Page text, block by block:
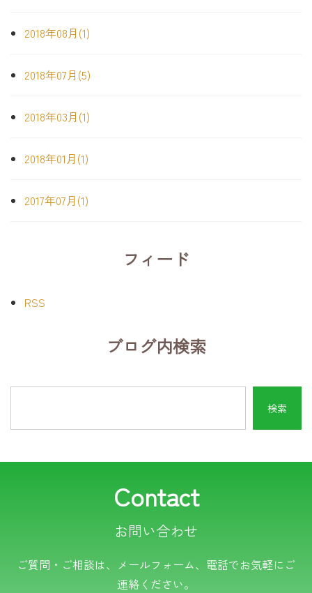
2018年08月(1)
2018年07月(5)
2018年03月(1)
2018年01月(1)
2017年07月(1)
フィード
RSS
ブログ内検索
Contact
お問い合わせ
ご質問・ご相談は、メールフォーム、電話でお気軽にご
連絡ください。
電話でのお問い合わせ